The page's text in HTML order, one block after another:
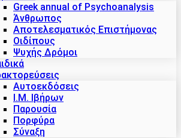
Greek annual of Psychoanalysis
Άνθρωπος
Αποτελεσματικός Επιστήμονας
Οιδίπους
Ψυχής Δρόμοι
Αυτοεκδόσεις
Ι.Μ. Ιβήρων
Παρουσία
Πορφύρα
Σύναξη